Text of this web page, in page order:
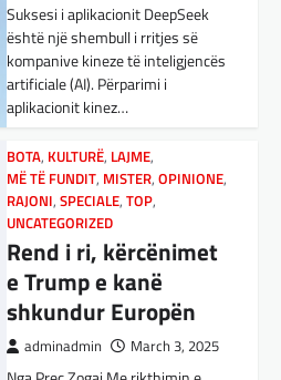
Ukrainën
adminadmin March 5, 2025
Aksionet e ofruesit francez të
satelitëve Eutelsat u trefishuan
në vlerë gjatë dy ditëve të fundit
mes shqetësimeve se qasja…
BOTA,LAJME,MË TË FUNDIT
OPINIONE,RAJONI
Gjermani, ekspertët
sugjerojnë 400
miliardë euro për
mbrojtje
Suksesi i aplikacionit DeepSeek
është një shembull i rritjes së
kompanive kineze të inteligjencës
artificiale (AI). Përparimi i
aplikacionit kinez…
BOTA, KULTURË, LAJME,
MË TË FUNDIT, MISTER,OPINIONE,
RAJONI,SPECIALE,TOP,
UNCATEGORIZED
Rend i ri, kërcënimet
e Trump e kanë
shkundur Europën
adminadmin March 3, 2025
zyrtarisht të dielën. Vendimi ka
ardhur nga Federata e futbollit të
Maqedonisë së Veriut…
LAJME,SPORT
Ja Kush E Bindi
Presidentin E
Vllaznisë Për Të
Marrë Qatip Osmanin
adminadmin
February 20,
2024
Skuadra e njohur shqiptare e
Vllaznisë nga Shkodra, me 30
tetor në postin e trajnerit